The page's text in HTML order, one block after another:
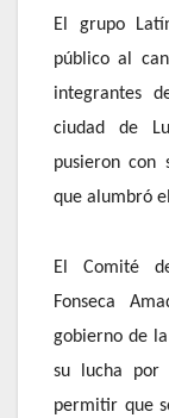
El grupo
público al
integrantes
ciudad de
pusieron con
que alumbró
El Comité
Fonseca
gobierno de
su lucha por
permitir que